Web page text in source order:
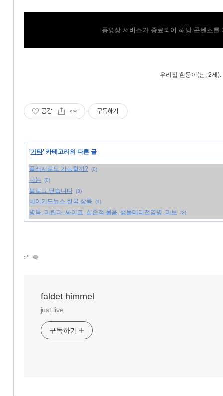
동영상 서비스가 종료되어 해당 콘텐츠를
우리집 흰둥이(남, 2세).
공감 구독하기
'기타' 카테고리의 다른 글
플래시로도 가능할까? (0)
나는 (0)
블로그 닫습니다 (3)
네이키드뉴스 한국 상륙 (1)
병특, 미란다, 싸이코, 실존적 물음, 생물테러전염병, 미보 (2)
faldet himmel
just live
구독하기